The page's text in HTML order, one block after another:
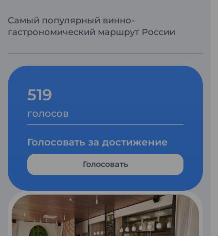
Самый популярный винно-
гастрономический маршрут России
519
голосов
Голосовать за достижение
Голосовать